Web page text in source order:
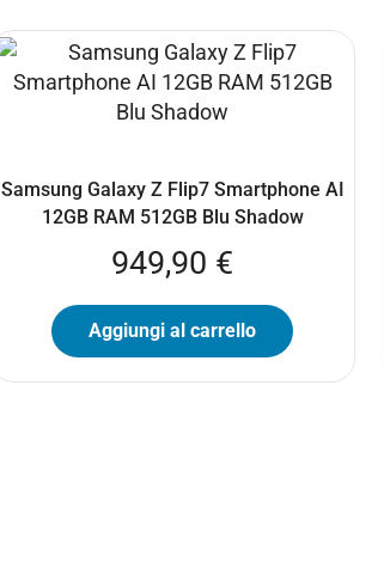
Samsung Galaxy Z Flip7 Smartphone AI
12GB RAM 512GB Blu Shadow
949,90 €
Aggiungi al carrello